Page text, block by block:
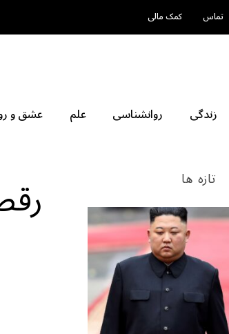
تماس کمک مالی
زندگی روانشناسی علم عشق و
تازه ها